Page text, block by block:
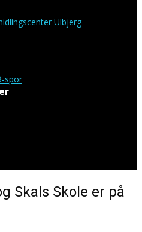
Ulbjerg
spor
Skals Skole er på